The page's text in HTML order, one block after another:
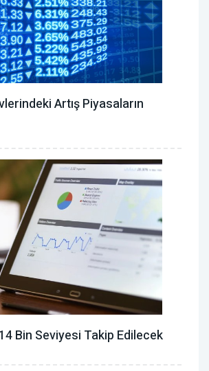
Artış Piyasaların
Bin Seviyesi Takip Edilecek